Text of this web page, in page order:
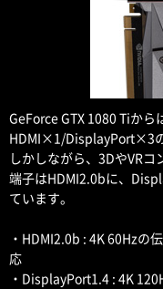
GeForce GTX 1080 Tiから
HDMI×1/DisplayPort×3の
しかしながら、3DやVR
端子はHDMI2.0bに、
ています。
・HDMI2.0b : 4K 60Hzの
応
・DisplayPort1.4 : 4K